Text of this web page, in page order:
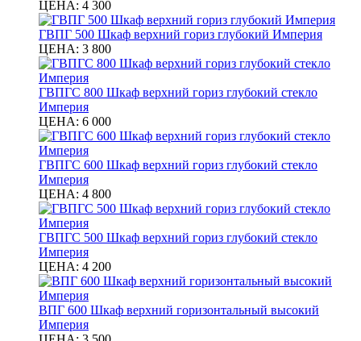
ЦЕНА: 4 300
ГВПГ 500 Шкаф верхний гориз глубокий Империя
ЦЕНА: 3 800
ГВПГС 800 Шкаф верхний гориз глубокий стекло
Империя
ЦЕНА: 6 000
ГВПГС 600 Шкаф верхний гориз глубокий стекло
Империя
ЦЕНА: 4 800
ГВПГС 500 Шкаф верхний гориз глубокий стекло
Империя
ЦЕНА: 4 200
ВПГ 600 Шкаф верхний горизонтальный высокий
Империя